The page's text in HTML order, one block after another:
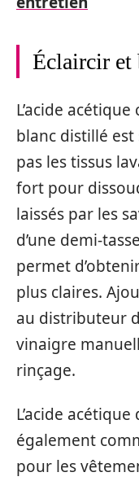
Éclaircir et
L’acide
blanc distillé est
pas les tissus
fort pour
laissés par les
d’une demi-
permet
plus claires.
au distributeur
vinaigre
rinçage.
L’acide
également
pour les